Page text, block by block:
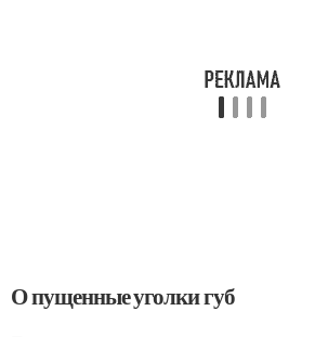
О пущенные уголки губ